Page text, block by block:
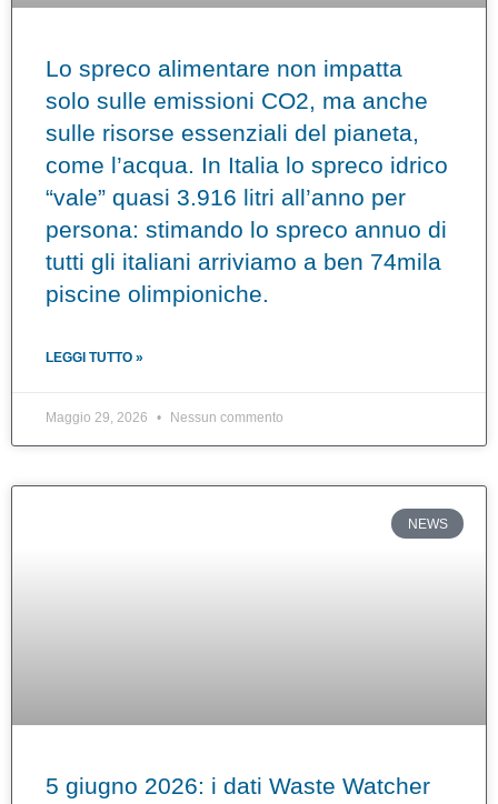
Lo spreco alimentare non impatta
solo sulle emissioni CO2, ma anche
sulle risorse essenziali del pianeta,
come l’acqua. In Italia lo spreco idrico
“vale” quasi 3.916 litri all’anno per
persona: stimando lo spreco annuo di
tutti gli italiani arriviamo a ben 74mila
piscine olimpioniche.
LEGGI TUTTO »
Maggio 29, 2026 Nessun commento
NEWS
5 giugno 2026: i dati Waste Watcher